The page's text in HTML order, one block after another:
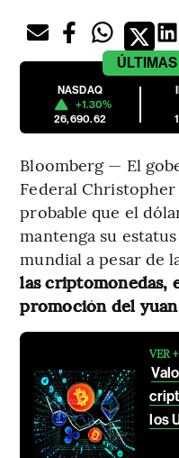
ÚLTIMAS
NASDAQ
+1.30%
26,690.62
Bloomberg — El
Federal
probable que el
mantenga su
mundial a pesar de
las criptomonedas,
promoción del
VER +
los